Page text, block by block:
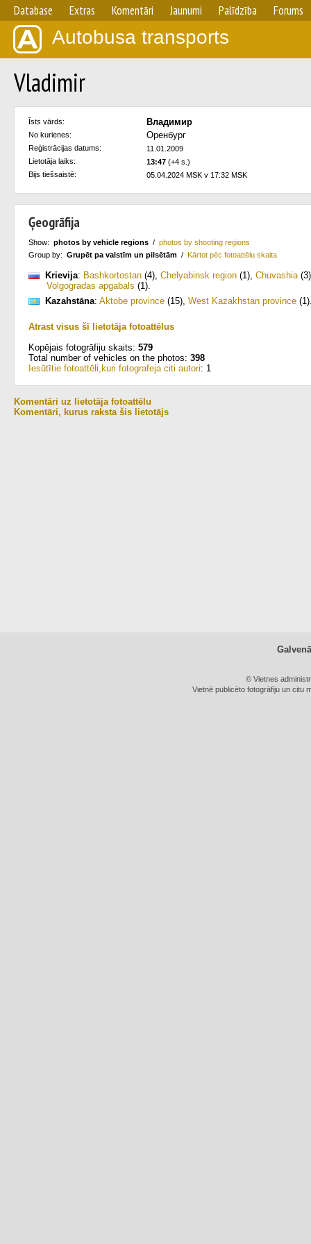
Database Extras Komentāri Jaunumi Palīdzība Forums
Autobusa transports
Vladimir
Īsts vārds: Владимир
No kurienes: Оренбург
Reģistrācijas datums:
11.01.2009
Lietotāja laiks:
13:47 (+4 s.)
Bijs tiešsaistē:
05.04.2024 MSK v 17:32 MSK
Ģeogrāfija
Show: photos by vehicle regions / photos by shooting regions
Group by: Grupēt pa valstīm un pilsētām / Kārtot pēc fotoattēlu skaita
Krievija: Bashkortostan (4), Chelyabinsk region (1), Chuvashia(3)
Volgogradas apgabals (1).
Kazahstāna: Aktobe province (15), West Kazakhstan province (1)
Atrast visus šī lietotāja fotoattēlus
Kopējais fotogrāfiju skaits: 579
Total number of vehicles on the photos: 398
Iesūtītie fotoattēli,kuri fotografeja citi autori: 1
Komentāri uz lietotāja fotoattēlu
Komentāri, kurus raksta šis lietotājs
© Vietnes
Vietnē publicēto fotogrāfiju un citu